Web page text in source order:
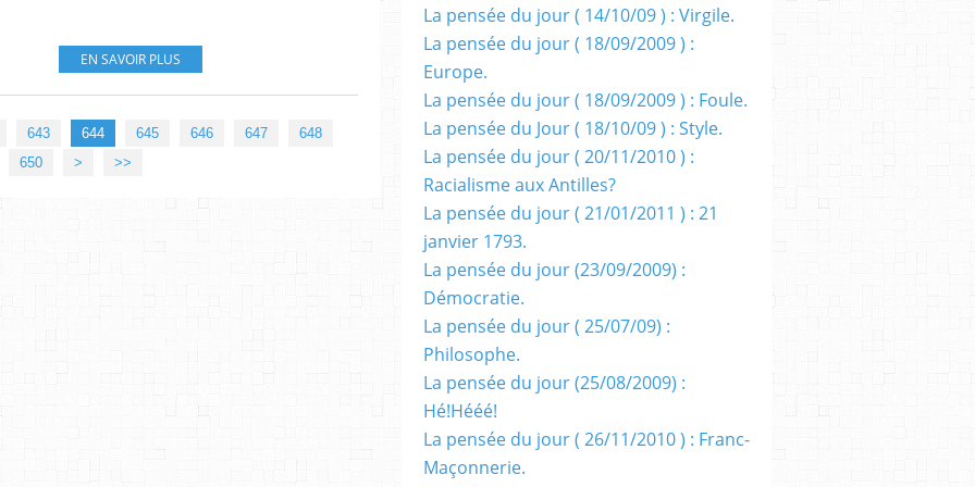
EN SAVOIR PLUS
643 644 645 646 647
648
650 660
670
680
690
700
800
900
> >>
La pensée du jour ( 14/10/09 ) : Virgile.
La pensée du jour ( 18/09/2009 ) :
Europe.
La pensée du jour ( 18/09/2009 ) : Foule.
La pensée du Jour ( 18/10/09 ) : Style.
La pensée du jour ( 20/11/2010 ) :
Racialisme aux Antilles?
La pensée du jour ( 21/01/2011 ) : 21
janvier 1793.
La pensée du jour (23/09/2009) :
Démocratie.
La pensée du jour ( 25/07/09) :
Philosophe.
La pensée du jour (25/08/2009) :
Hé!Hééé!
La pensée du jour ( 26/11/2010 ) : Franc-
Maçonnerie.